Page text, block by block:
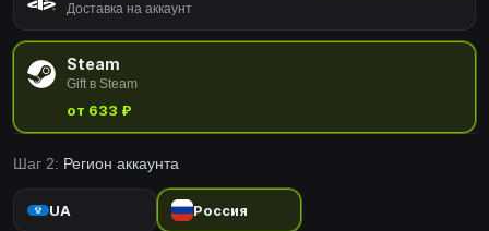
Доставка на аккаунт
Steam
Gift в Steam
от 633 ₽
Шаг 2: Регион аккаунта
UA Россия